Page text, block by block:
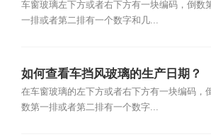
车窗玻璃左下方或者右下方有一块编码，倒数
一排或者第二排有一个数字和几...
如何查看车挡风玻璃的生产日期？
在车窗玻璃的左下方或者右下方有一块编码，
数第一排或者第二排有一个数字...